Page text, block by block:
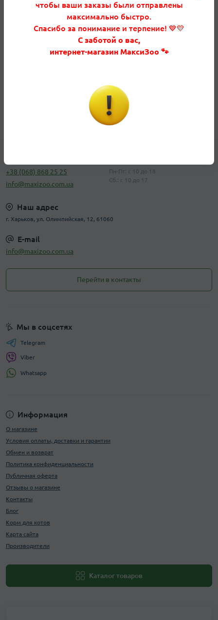
Подпишитесь на нашу e-mail рассылку
Подписаться
+38 (068) 868 25 25
info@maxizoo.com.ua
Пн-Пт: с 10 до 18
Сб.: с 10 до 17
Наш адрес
г. Харьков, ул. Олимпийская, 12, 61060
E-mail
info@maxizoo.com.ua
Перейти в контакты
Информация
О магазине
Условия оплаты, доставки и гарантии
Обмен и возврат
Политика конфиденциальности
Публичная оферта
Отзывы о магазине
Контакты
Блог
Корм для котов
Карта сайта
Производители
Каталог товаров
Мы в соцсетях
Telegram
Viber
Whatsapp
чтобы ваши заказы были отправлены
максимально быстро.
Спасибо за понимание и терпение! 💙💛
С заботой о вас,
интернет-магазин МаксиЗоо 🐾